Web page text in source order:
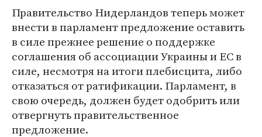
Правительство Нидерландов теперь может
внести в парламент предложение оставить
в силе прежнее решение о поддержке
соглашения об ассоциации Украины и ЕС в
силе, несмотря на итоги плебисцита, либо
отказаться от ратификации. Парламент, в
свою очередь, должен будет одобрить или
отвергнуть правительственное
предложение.